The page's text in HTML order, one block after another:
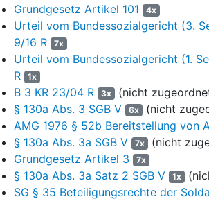
Kombination (100 Stück) von 15,64 Euro
%) mit Wirkung ab dem 1. April 2022
Klägerin erhöhte zum Inkrafttreten der
wie bereits bei einer vorherigen
den ApU, so dass das Arzneimittel
Festbetrag abgegeben wurde. Die
Berechnungsstichtag für die Anpassung
2021 in zwei Schritten, zunächst auf 21,42
2022 auf 26,72 Euro.
6
Neben dem Arzneimittel gab und
demselben Wirkstoff
Darreichung unter dem Handelsnamen
Grundgesetz Artikel 101
4x
Urteil vom Bundessozialgericht (3.
9/16 R
7x
Urteil vom Bundessozialgericht (1.
R
1x
B 3 KR 23/04 R 3x (nicht
§ 130a Abs. 3 SGB V
6x (nicht
AMG 1976 § 52b Bereitstellung von
§ 130a Abs. 3a SGB V 7x (nicht
Grundgesetz Artikel 3
7x
§ 130a Abs. 3a Satz 2 SGB V 1x
SG § 35 Beteiligungsrechte der